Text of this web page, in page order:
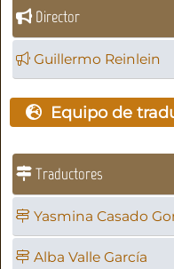
Director
Guillermo Reinlein
Equipo de
Traductores
Yasmina Casado
Alba Valle García